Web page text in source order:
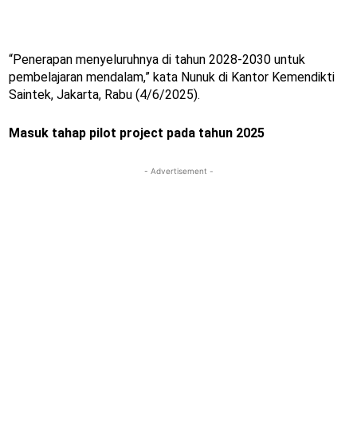
“Penerapan menyeluruhnya di tahun 2028-2030 untuk
pembelajaran mendalam,” kata Nunuk di Kantor Kemendikti
Saintek, Jakarta, Rabu (4/6/2025).
Masuk tahap pilot project pada tahun 2025
- Advertisement -